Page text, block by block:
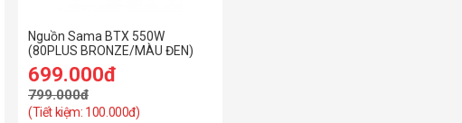
Nguồn Sama BTX 550W
(80PLUS BRONZE/MÀU ĐEN)
699.000đ
799.000đ
(Tiết kiệm: 100.000đ)